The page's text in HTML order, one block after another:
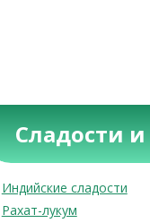
Сладости и
Индийские сладости
Рахат-лукум